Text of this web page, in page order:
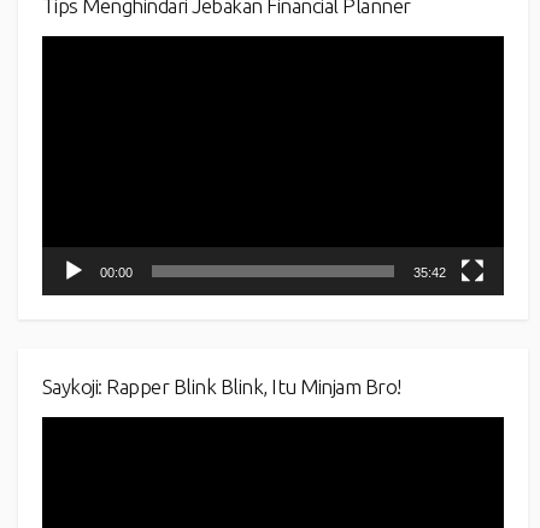
Tips Menghindari Jebakan Financial Planner
00:00 35:42
Saykoji: Rapper Blink Blink, Itu Minjam Bro!